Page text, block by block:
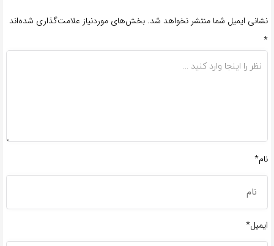
نشانی ایمیل شما منتشر نخواهد شد. بخش‌های موردنیاز علامت‌گذاری شده‌اند
*
نام*
ایمیل*